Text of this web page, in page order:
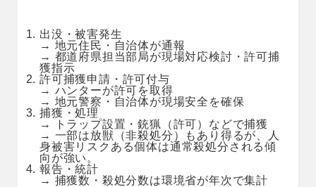
出没・被害発生
→ 地元住民・自治体が通報
→ 都道府県担当部局が現場対応検討・許可捕
獲指示
許可捕獲申請・許可付与
→ ハンターが許可を取得
→ 地元警察・自治体が現場安全を確保
捕獲・処理
→ トラップ設置・銃猟（許可）などで捕獲
→ 一部は放獣（非殺処分）もあり得るが、人
身被害リスクある個体は通常殺処分される傾
向が強い。
報告・統計
→ 捕獲数・殺処分数は環境省が年次で集計